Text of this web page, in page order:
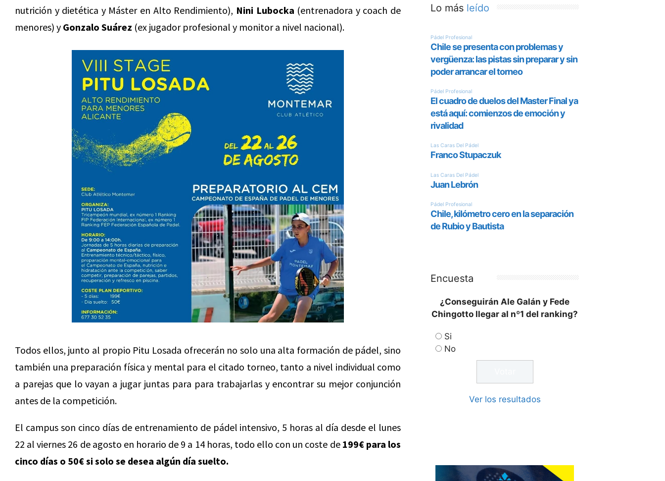
nutrición y dietética y Máster en Alto Rendimiento), Nini Lubocka (entrenadora y coach de
menores) y Gonzalo Suárez (ex jugador profesional y monitor a nivel nacional).
Todos ellos, junto al propio Pitu Losada ofrecerán no solo una alta formación de pádel, sino
también una preparación física y mental para el citado torneo, tanto a nivel individual como
a parejas que lo vayan a jugar juntas para para trabajarlas y encontrar su mejor conjunción
antes de la competición.
El campus son cinco días de entrenamiento de pádel intensivo, 5 horas al día desde el lunes
22 al viernes 26 de agosto en horario de 9 a 14 horas, todo ello con un coste de 199€ para los
cinco días o 50€ si solo se desea algún día suelto.
Lo más leído
Encuesta
¿Conseguirán Ale Galán y Fede
Chingotto llegar al nº1 del ranking?
Si
No
Ver los resultados